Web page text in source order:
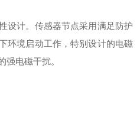
设计。传感器节点采用满足防护
环境启动工作，特别设计的电磁
强电磁干扰。